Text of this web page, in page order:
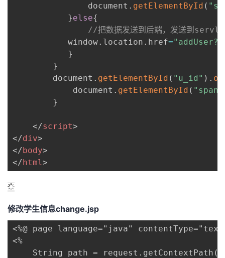
               document
. getElementById (
}else{
//把数据发送到后端，发送到
           window
. location . href=
}
}
        document
. getElementById ( "u_id" ) .
            document
. getElementById (
}
</script>
</div>
</body>
</html>
修改学生信息change.jsp
<%@ page language="java"
<%
String path =